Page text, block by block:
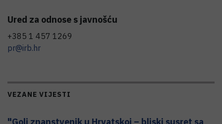
Ured za odnose s javnošću
+385 1 457 1269
pr@irb.hr
VEZANE VIJESTI